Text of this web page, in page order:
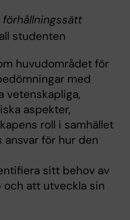
studenten
huvudområdet för
med
vetenskapliga,
aspekter,
roll i samhället
ansvar för hur den
sitt behov av
att utveckla sin